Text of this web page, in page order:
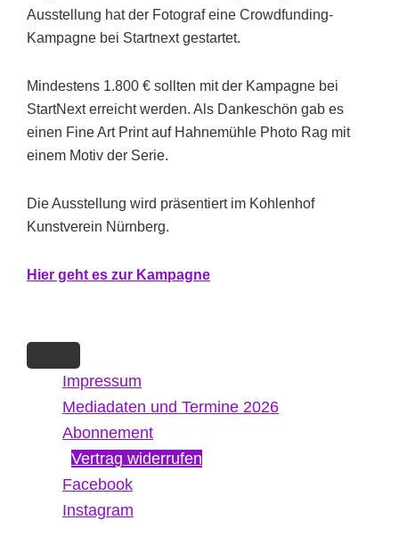
Ausstellung hat der Fotograf eine Crowdfunding-
Kampagne bei Startnext gestartet.
Mindestens 1.800 € sollten mit der Kampagne bei
StartNext erreicht werden. Als Dankeschön gab es
einen Fine Art Print auf Hahnemühle Photo Rag mit
einem Motiv der Serie.
Die Ausstellung wird präsentiert im Kohlenhof
Kunstverein Nürnberg.
Hier geht es zur Kampagne
Impressum
Mediadaten und Termine 2026
Abonnement
Vertrag widerrufen
Facebook
Instagram